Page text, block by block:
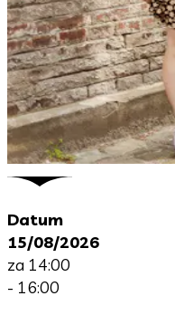
Datum
15/08/2026
za 14:00
- 16:00